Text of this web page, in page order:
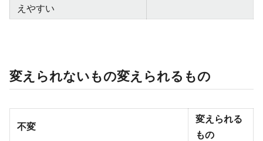
えやすい
変えられないもの変えられるもの
不変
変えられる
もの